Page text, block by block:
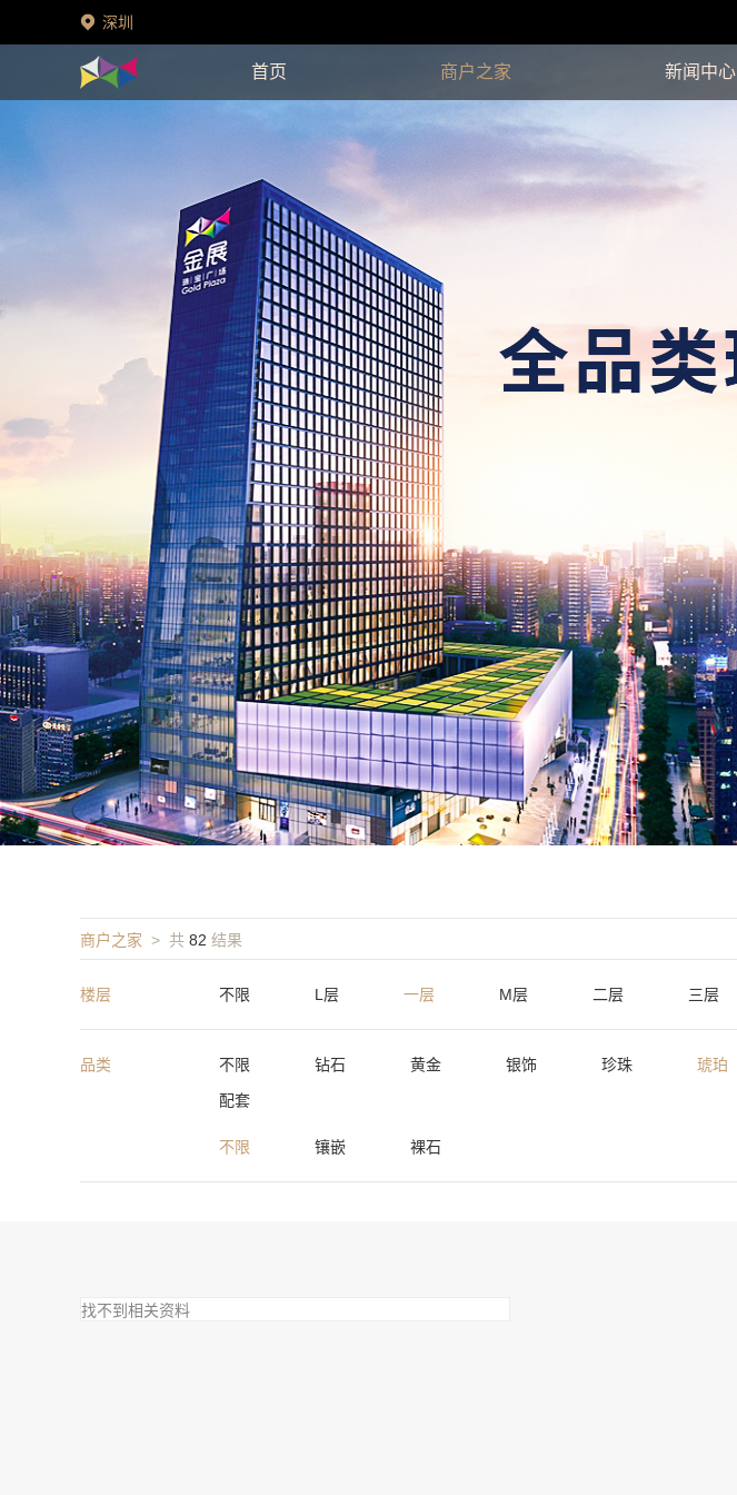
深圳
首页 商户之家 新闻中心
商户之家 > 共 82 结果
楼层 不限 L层 一层 M层 二层 三层
品类 不限 钻石 黄金 银饰 珍珠 琥珀
配套
不限 镶嵌 裸石
找不到相关资料